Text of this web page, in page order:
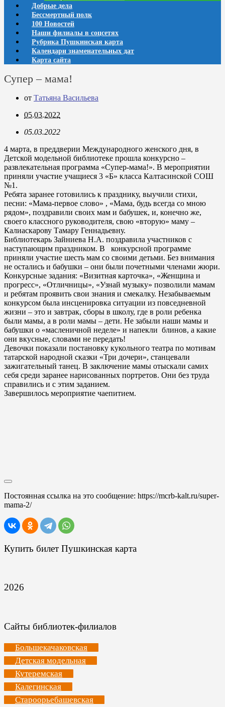
Добрые дела
Бессмертный полк
100 Новостей
Наши филиалы в соцсетях
Рубрика Пушкинская карта
Календари знаменательных дат
Карта сайта
Супер – мама!
от Татьяна Васильева
05.03.2022
05.03.2022
4 марта, в преддверии Международного женского дня, в
Детской модельной библиотеке прошла конкурсно –
развлекательная программа «Супер-мама!». В мероприятии
приняли участие учащиеся 3 «Б» класса Калтасинской СОШ
№1.
Ребята заранее готовились к празднику, выучили стихи,
песни: «Мама-первое слово» , «Мама, будь всегда со мною
рядом», поздравили своих мам и бабушек, и, конечно же,
своего классного руководителя, свою «вторую» маму –
Калиаскарову Тамару Геннадьевну.
Библиотекарь Зайниева Н.А. поздравила участников с
наступающим праздником. В конкурсной программе
приняли участие шесть мам со своими детьми. Без внимания
не остались и бабушки – они были почетными членами жюри.
Конкурсные задания: «Визитная карточка», «Женщина и
прогресс», «Отличницы», «Узнай музыку» позволили мамам
и ребятам проявить свои знания и смекалку. Незабываемым
конкурсом была инсценировка ситуации из повседневной
жизни – это и завтрак, сборы в школу, где в роли ребенка
были мамы, а в роли мамы – дети. Не забыли наши мамы и
бабушки о «масленичной неделе» и напекли блинов, а какие
они вкусные, словами не передать!
Девочки показали постановку кукольного театра по мотивам
татарской народной сказки «Три дочери», станцевали
зажигательный танец. В заключение мамы отыскали самих
себя среди заранее нарисованных портретов. Они без труда
справились и с этим заданием.
Завершилось мероприятие чаепитием.
Постоянная ссылка на это сообщение: https://mcrb-kalt.ru/super-
mama-2/
Купить билет Пушкинская карта
2026
Сайты библиотек-филиалов
Большекачаковская
Детская модельная
Кутеремская
Калегинская
Староорьебашевская